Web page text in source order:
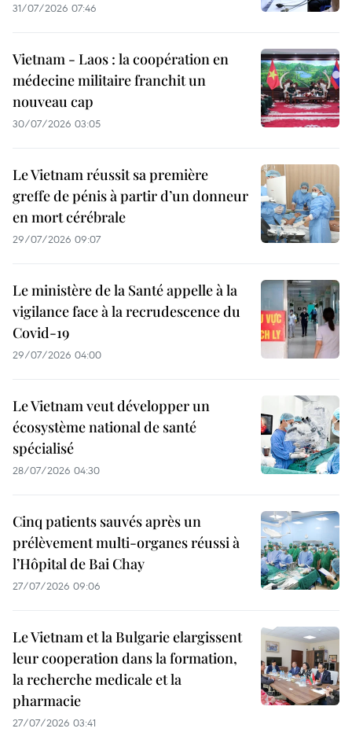
31/07/2026 07:46
Vietnam - Laos : la coopération en
médecine militaire franchit un
nouveau cap
30/07/2026 03:05
Le Vietnam réussit sa première
greffe de pénis à partir d’un donneur
en mort cérébrale
29/07/2026 09:07
Le ministère de la Santé appelle à la
vigilance face à la recrudescence du
Covid-19
29/07/2026 04:00
Le Vietnam veut développer un
écosystème national de santé
spécialisé
28/07/2026 04:30
Cinq patients sauvés après un
prélèvement multi-organes réussi à
l’Hôpital de Bai Chay
27/07/2026 09:06
Le Vietnam et la Bulgarie elargissent
leur cooperation dans la formation,
la recherche medicale et la
pharmacie
27/07/2026 03:41